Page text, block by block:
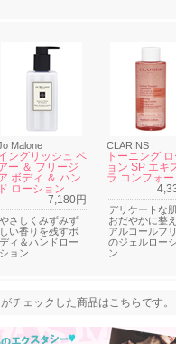
Malone
ングリッシュ ペ
ー ＆ フリージ
ボディ ＆ ハン
ド ローション
7,180円
やさしくみずみず
しい香りを残すボ
ディ＆ハンドロー
ション
CLARINS
トーニング
ョン SP エキ
ラ コンフォー
デリケートな
おだやかに整
アルコールフ
のジェルロー
ン
チェックした商品
チェックした商品はこちらです。